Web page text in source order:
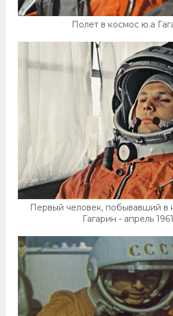
Полет в космос ю.а
Первый человек, побывавший
Гагарин - апрель 1961